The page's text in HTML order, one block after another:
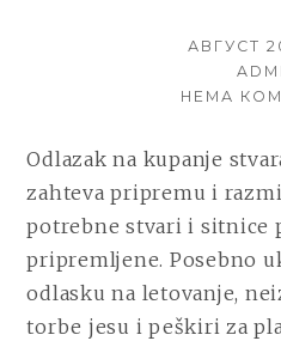
POSTED
АВГУСТ
НЕМА
Odlazak na kupanje
zahteva pripremu i
potrebne stvari i sitnice
pripremljene. Posebno
odlasku na letovanje,
torbe jesu i peškiri za